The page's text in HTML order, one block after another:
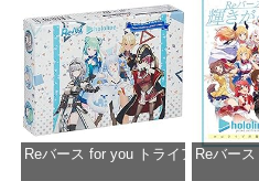
Reバース for you トライアルデッ
Reバー